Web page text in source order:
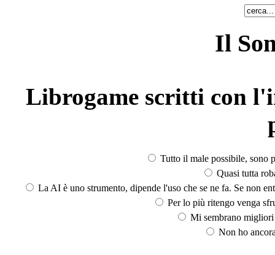
Il
Librogame scritti con
Tutto il male possibile, sono
Quasi tutta
La AI è uno strumento, dipende l'uso che se ne fa. Se non
Per lo più ritengo venga
Mi sembrano
Non ho